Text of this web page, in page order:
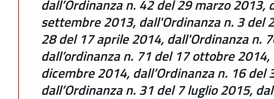
dall’Ordinanza n. 42 del 29 marzo 2013,
settembre 2013, dall'Ordinanza n. 3 del
28 del 17 aprile 2014, dall'Ordinanza n.
dall’ordinanza n. 71 del 17 ottobre
dicembre 2014, dall’Ordinanza n. 16 del
dall’Ordinanza n. 31 del 7 luglio 2015,